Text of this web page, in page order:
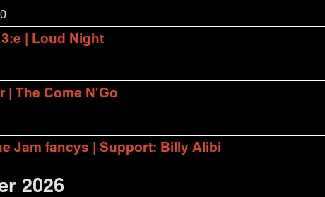
| Loud Night
| The Come N'Go
Jam fancys | Support: Billy Alibi
2026